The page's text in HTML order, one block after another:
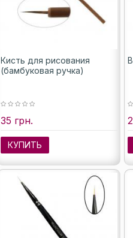
Кисть для рисования
(бамбуковая ручка)
35 грн.
КУПИТЬ